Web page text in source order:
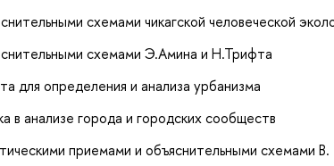
схемами чикагской человеческой
схемами Э.Амина и Н.Трифта
для определения и анализа урбанизма
в анализе города и городских сообществ
приемами и объяснительными схемами В.